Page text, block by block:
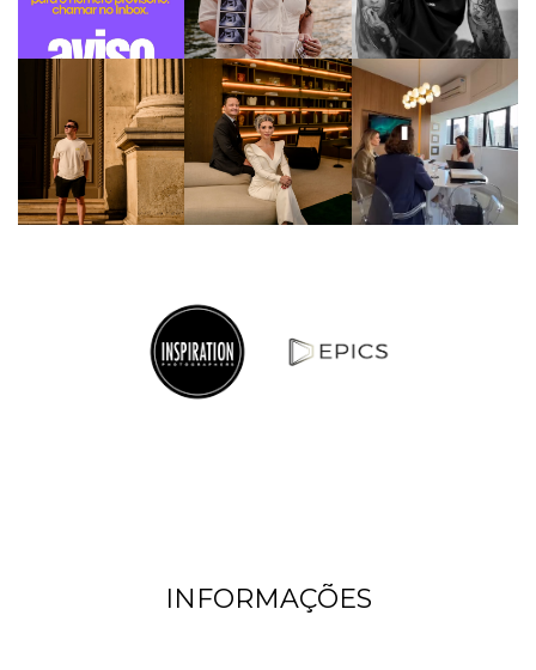
INFORMAÇÕES